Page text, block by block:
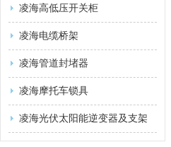
凌海高低压开关柜
凌海电缆桥架
凌海管道封堵器
凌海摩托车锁具
凌海光伏太阳能逆变器及支架